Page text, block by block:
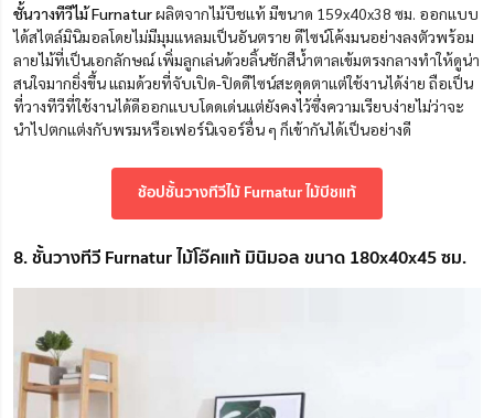
ชั้นวางทีวีไม้ Furnaturผลิตจากไม้บีชแท้ มีขนาด 159x40x38 ซม. ออกแบบ
ได้สไตล์มินิมอลโดยไม่มีมุมแหลมเป็นอันตราย ดีไซน์โค้งมนอย่างลงตัวพร้อม
ลายไม้ที่เป็นเอกลักษณ์ เพิ่มลูกเล่นด้วยลิ้นชักสีน้ำตาลเข้มตรงกลางทำให้ดูน่า
สนใจมากยิ่งขึ้น แถมด้วยที่จับเปิด-ปิดดีไซน์สะดุดตาแต่ใช้งานได้ง่าย ถือเป็น
ที่วางทีวีที่ใช้งานได้ดีออกแบบโดดเด่นแต่ยังคงไว้ซึ่งความเรียบง่ายไม่ว่าจะ
นำไปตกแต่งกับพรมหรือเฟอร์นิเจอร์อื่น ๆ ก็เข้ากันได้เป็นอย่างดี
ช้อปชั้นวางทีวีไม้ Furnatur ไม้บีชแท้
8. ชั้นวางทีวี Furnatur ไม้โอ๊คแท้ มินิมอล ขนาด 180x40x45 ซม.